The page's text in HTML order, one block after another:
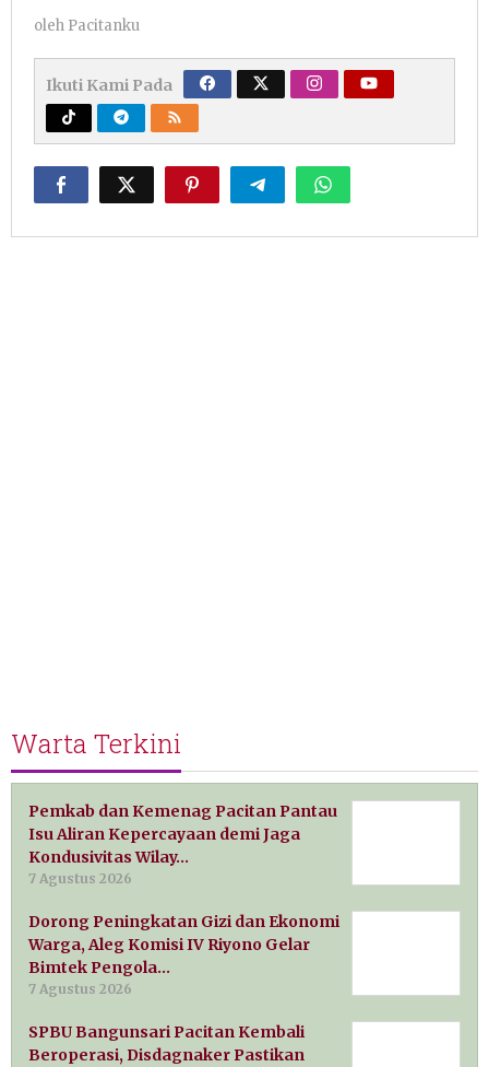
oleh Pacitanku
Ikuti Kami Pada
Warta Terkini
Pemkab dan Kemenag Pacitan Pantau
Isu Aliran Kepercayaan demi Jaga
Kondusivitas Wilay…
7 Agustus 2026
Dorong Peningkatan Gizi dan Ekonomi
Warga, Aleg Komisi IV Riyono Gelar
Bimtek Pengola…
7 Agustus 2026
SPBU Bangunsari Pacitan Kembali
Beroperasi, Disdagnaker Pastikan